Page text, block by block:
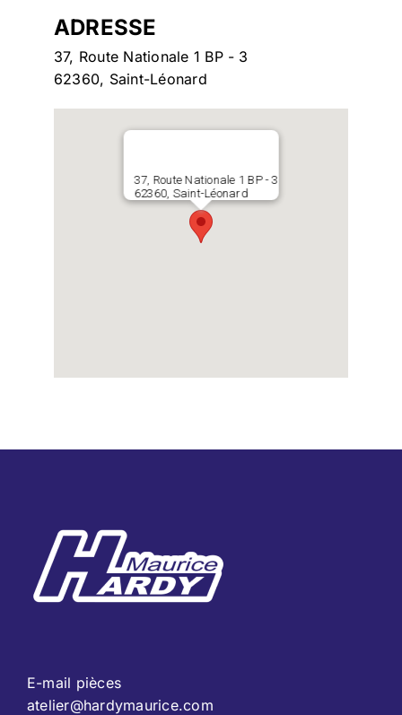
ADRESSE
37, Route Nationale 1 BP - 3
62360, Saint-Léonard
37, Route Nationale 1 BP - 3
62360, Saint-Léonard
E-mail pièces
atelier@hardymaurice.com